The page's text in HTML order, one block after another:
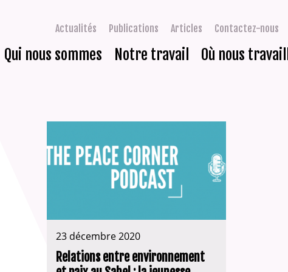
Actualités Publications Articles Contactez-nous
Qui nous sommes Notre travail Où nous
23 décembre 2020
Relations entre environnement